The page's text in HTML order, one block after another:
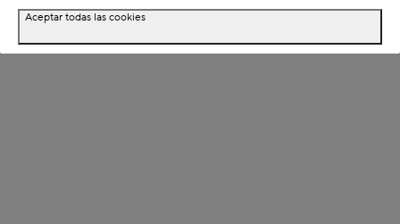
Dimensiones
Aceptar todas las cookies